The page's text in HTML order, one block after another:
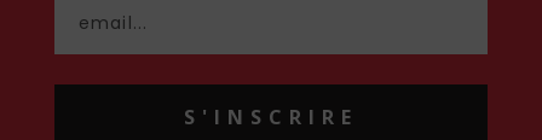
S'INSCRIRE